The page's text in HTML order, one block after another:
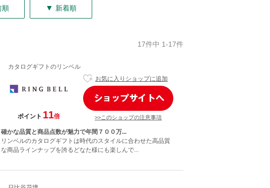
順 ▼ 新着順
17件中 1-17件
カタログギフトのリンベル
ポイント 11倍
お気に入りショップに追加
>>このショップの注意事項
確かな品質と商品点数が魅力で年間７００万...
リンベルのカタログギフトは時代のスタイルに合わせた高品質
な商品ラインナップを誇るどなた様にも楽しんで...